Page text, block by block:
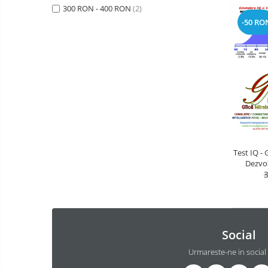
300 RON - 400 RON (2)
-50
Test IQ -
Social
Urmareste-ne in